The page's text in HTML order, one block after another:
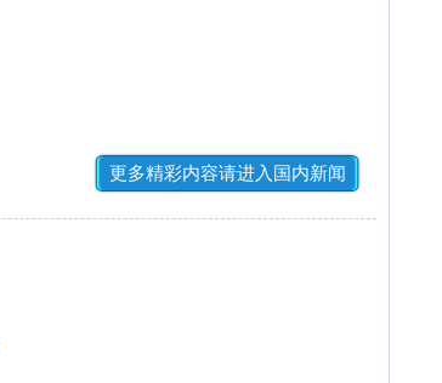
更多精彩内容请进入国内新闻